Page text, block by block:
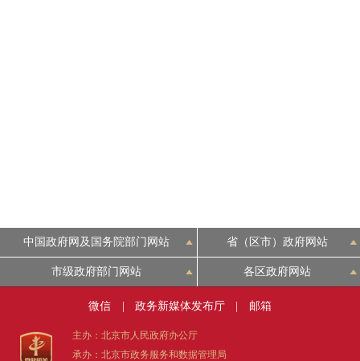
中国政府网及国务院部门网站 省（区市）政府网站
市级政府部门网站 各区政府网站
微信 政务新媒体发布厅 邮箱
主办：北京市人民政府办公厅
承办：北京市政务服务和数据管理局